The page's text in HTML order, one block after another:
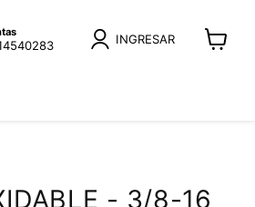
INGRESAR
- 3/8-16